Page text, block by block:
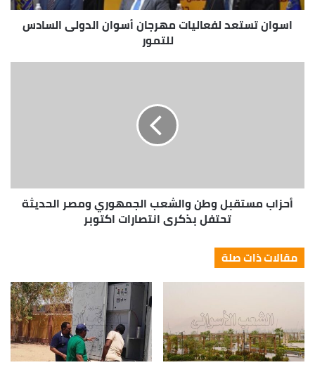
اسوان تستعد لفعاليات مهرجان أسوان الدولى السادس
للتمور
أحزاب مستقبل وطن والشعب الجمهوري ومصر الحديثة
تحتفل بذكري انتصارات اكتوبر
مقالات ذات صلة